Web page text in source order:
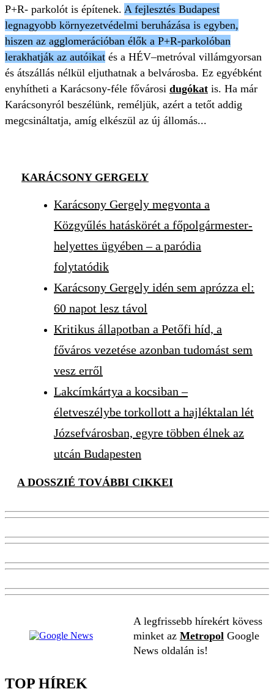
P+R- parkolót is építenek. A fejlesztés Budapest
legnagyobb környezetvédelmi beruházása is egyben,
hiszen az agglomerációban élők a P+R-parkolóban
lerakhatják az autóikat és a HÉV–metróval villámgyorsan
és átszállás nélkül eljuthatnak a belvárosba. Ez egyébként
enyhítheti a Karácsony-féle fővárosi dugókat is. Ha már
Karácsonyról beszélünk, reméljük, azért a tetőt addig
megcsináltatja, amíg elkészül az új állomás...
KARÁCSONY GERGELY
Karácsony Gergely megvonta a
Közgyűlés hatáskörét a főpolgármester-
helyettes ügyében – a paródia
folytatódik
Karácsony Gergely idén sem aprózza el:
60 napot lesz távol
Kritikus állapotban a Petőfi híd, a
főváros vezetése azonban tudomást sem
vesz erről
Lakcímkártya a kocsiban –
életveszélybe torkollott a hajléktalan lét
Józsefvárosban, egyre többen élnek az
utcán Budapesten
A DOSSZIÉ TOVÁBBI CIKKEI
A legfrissebb hírekért kövess
minket az Metropol Google
News oldalán is!
TOP HÍREK